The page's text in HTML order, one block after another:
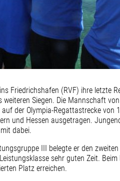
Friedrichshafen (RVF) ihre letzte
Siegen. Die Mannschaft
der Olympia-Regattastrecke von
und Hessen ausgetragen.
dabei.
III belegte er den
sehr guten Zeit.
Platz erreichen.